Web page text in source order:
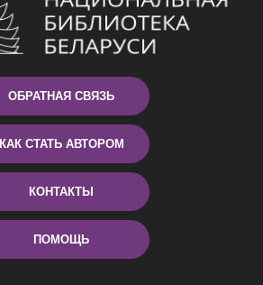
ОБРАТНАЯ СВЯЗЬ
КАК СТАТЬ АВТОРОМ
КОНТАКТЫ
ПОМОЩЬ